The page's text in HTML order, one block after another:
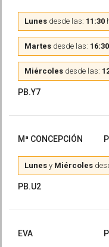
Lunes desde las: 11:30
Martes desde las: 16:30
Miércoles desde las:
PB.Y7
Mª CONCEPCIÓN
Lunes y Miércoles
PB.U2
EVA